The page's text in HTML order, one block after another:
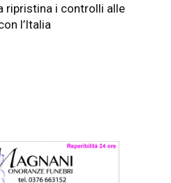
ripristina i controlli alle
l’Italia